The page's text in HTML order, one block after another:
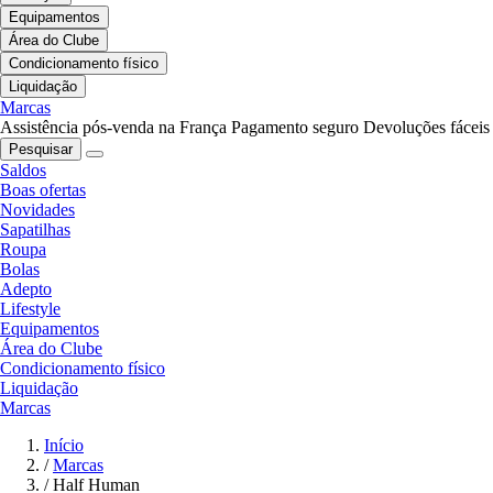
Equipamentos
Área do Clube
Condicionamento físico
Liquidação
Marcas
Assistência pós-venda na França Pagamento seguro Devoluções fáceis
Pesquisar
Saldos
Boas ofertas
Novidades
Sapatilhas
Roupa
Bolas
Adepto
Lifestyle
Equipamentos
Área do Clube
Condicionamento físico
Liquidação
Marcas
Início
/ Marcas
/ Half Human